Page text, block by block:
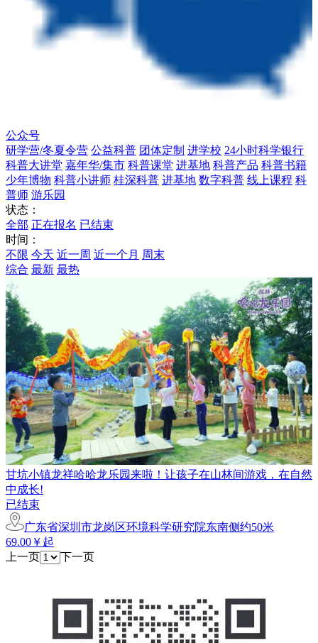
公众号
研学营/冬夏令营 公益科普 团体定制 进学校 24小时科学银行
科普大讲堂 嘉年华/集市 科普课堂 进基地 科普产品 科普书籍
少年博物 科普小讲师 桂深科普 进基地 数字科普 线上课程 科
普师 游乐园
状态：
全部 正在报名 已结束
时间：
不限 今天 近一周 近一个月 周末
综合 最新 最热
甘坑小镇龙祥哈哈龙乐园来啦！让孩子在山林间游戏，在自然
中成长!
已结束
广东省深圳市龙岗区环境科学研究院东南侧约50米
69.00￥起
上一页
下一页